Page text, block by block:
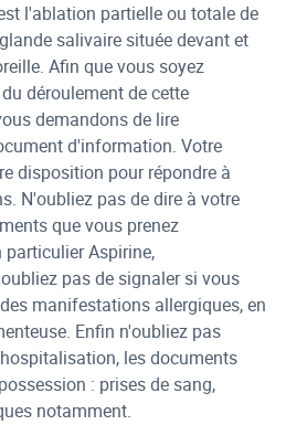
l'ablation partielle ou totale de
salivaire située devant et
Afin que vous soyez
déroulement de cette
demandons de lire
d'information. Votre
disposition pour répondre à
N'oubliez pas de dire à votre
que vous prenez
particulier Aspirine,
pas de signaler si vous
manifestations allergiques, en
Enfin n'oubliez pas
les documents
: prises de sang,
notamment.